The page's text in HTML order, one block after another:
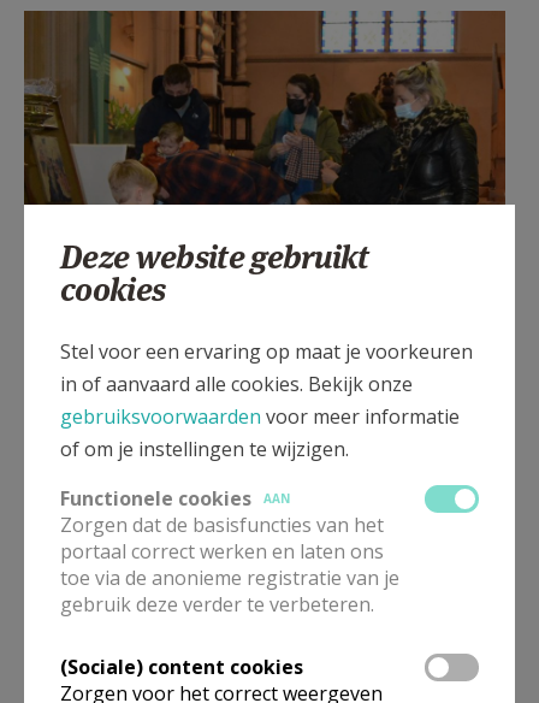
Pakjes.jpg
Deze website gebruikt
cookies
Stel voor een ervaring op maat je voorkeuren
in of aanvaard alle cookies. Bekijk onze
gebruiksvoorwaarden voor meer informatie
of om je instellingen te wijzigen.
Functionele cookies
AAN
Zorgen dat de basisfuncties van het
portaal correct werken en laten ons
toe via de anonieme registratie van je
gebruik deze verder te verbeteren.
(Sociale) content cookies
Zorgen voor het correct weergeven